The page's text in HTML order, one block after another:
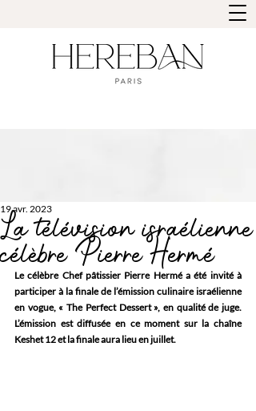
La télévision israélienne
célèbre Pierre Hermé
19 avr. 2023
Le célèbre Chef pâtissier Pierre Hermé a été invité à
participer à la finale de l’émission culinaire israélienne
en vogue, « The Perfect Dessert », en qualité de juge.
L’émission est diffusée en ce moment sur la chaîne
Keshet 12 et la finale aura lieu en juillet.